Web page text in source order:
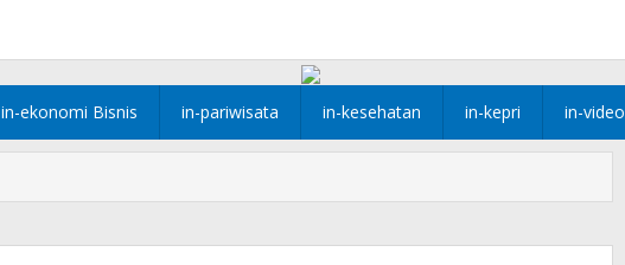
in-ekonomi Bisnis in-pariwisata in-kesehatan in-kepri in-video